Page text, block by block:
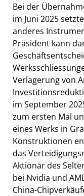
Bei der
im Juni 2025
anderes
Präsident kann
Verlagerung von
im September
zum ersten Mal
eines Werks in
Konstruktionen
das
Aktionär des
bei Nvidia und
China-